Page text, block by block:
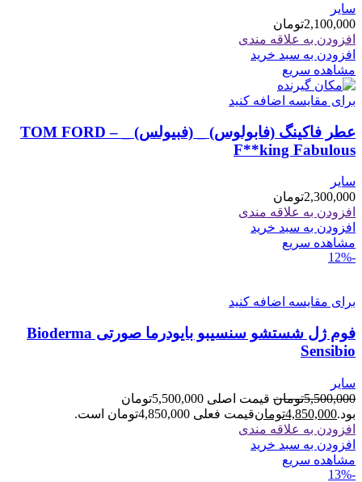
سایر
2,100,000تومان
افزودن به علاقه مندی
افزودن به سبد خرید
مشاهده سریع
برای مقایسه اضافه کنید
عطر فاکینگ (فابولوس) _ (فبیولس) _ TOM FORD –
F**king Fabulous
سایر
2,300,000تومان
افزودن به علاقه مندی
افزودن به سبد خرید
مشاهده سریع
-12%
برای مقایسه اضافه کنید
فوم ژل شستشو سنسیبو بایودرما صورتی Bioderma
Sensibio
سایر
5,500,000تومان
قیمت اصلی 5,500,000تومان
بود.4,850,000تومانقیمت فعلی 4,850,000تومان است.
افزودن به علاقه مندی
افزودن به سبد خرید
مشاهده سریع
-13%